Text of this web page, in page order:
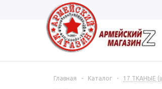
Главная - Каталог - 17 ТКАНЫЕ